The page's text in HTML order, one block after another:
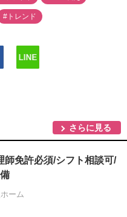
#トレンド
さらに見る
師免許必須/シフト相談可/
ーム